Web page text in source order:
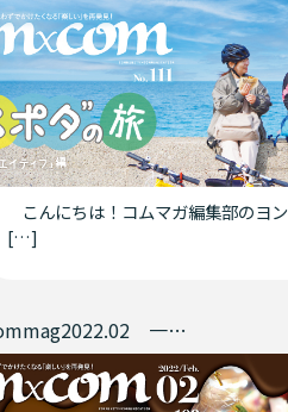
こんにちは！コムマガ編集部のヨン
[…]
commag2022.02 一緒に作ろう！感謝を伝えるバレンタイン♡